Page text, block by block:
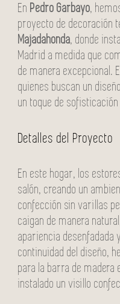
En Pedro Garbayo,
proyecto de decoración
Majadahonda, donde
Madrid a medida que
de manera excepcional.
quienes buscan un
un toque de
Detalles del Proyecto
En este hogar, los
salón, creando un
confección sin varillas
caigan de manera
apariencia desenfadada
continuidad del diseño,
para la barra de madera
instalado un visillo